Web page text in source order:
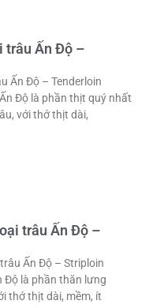
trâu Ấn Độ –
Ấn Độ – Tenderloin
Độ là phần thịt quý nhất
với thớ thịt dài,
trâu Ấn Độ –
Ấn Độ – Striploin
Độ là phần thăn lưng
thớ thịt dài, mềm, ít